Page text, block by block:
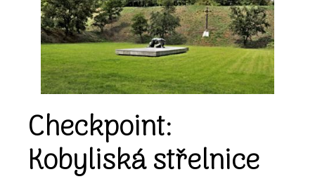
Checkpoint:
Kobyliská střelnice